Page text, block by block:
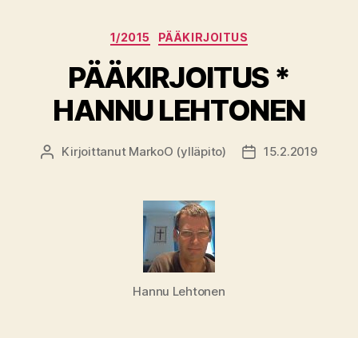
Kategoriat
1/2015 PÄÄKIRJOITUS
PÄÄKIRJOITUS *
HANNU LEHTONEN
Kirjoittaja
Kirjoittanut MarkoO (ylläpito) 15.2.2019
Hannu Lehtonen